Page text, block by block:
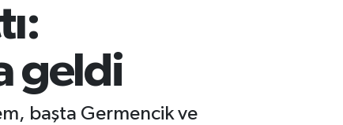
14
geldi
başta Germencik ve